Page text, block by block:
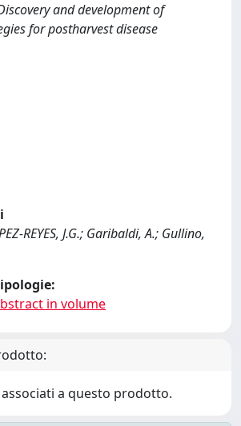
and development of
for postharvest disease
REYES, J.G.; Garibaldi, A.; Gullino,
in volume
a questo prodotto.